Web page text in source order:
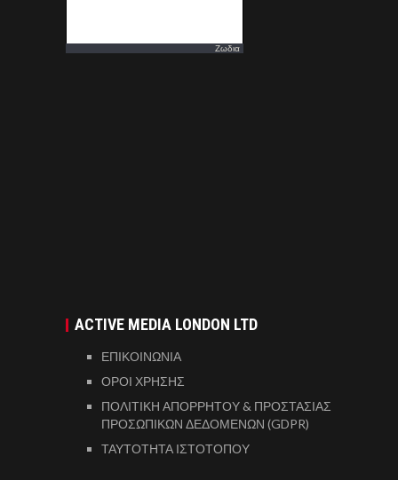
Ζωδια
ACTIVE MEDIA LONDON LTD
ΕΠΙΚΟΙΝΩΝΙΑ
ΟΡΟΙ ΧΡΗΣΗΣ
ΠΟΛΙΤΙΚΗ ΑΠΟΡΡΗΤΟΥ & ΠΡΟΣΤΑΣΙΑΣ
ΠΡΟΣΩΠΙΚΩΝ ΔΕΔΟΜΕΝΩΝ (GDPR)
ΤΑΥΤΟΤΗΤΑ ΙΣΤΟΤΟΠΟΥ